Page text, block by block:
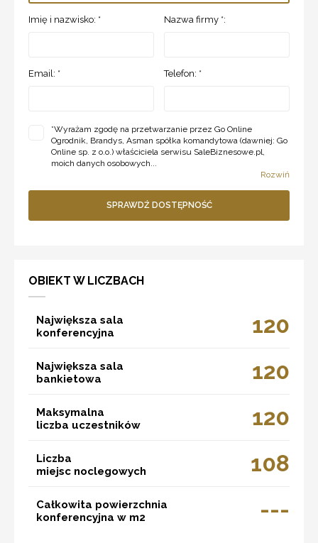
Imię i nazwisko: * Nazwa firmy *:
Email: * Telefon: *
*Wyrażam zgodę na przetwarzanie przez Go Online
Ogrodnik, Brandys, Asman spółka komandytowa (dawniej: Go
Online sp. z o.o.) właściciela serwisu SaleBiznesowe.pl,
moich danych osobowych...
Rozwiń
SPRAWDŹ DOSTĘPNOŚĆ
OBIEKT W LICZBACH
Największa sala
konferencyjna
120
Największa sala
bankietowa
120
Maksymalna
liczba uczestników
120
Liczba
miejsc noclegowych
108
Całkowita powierzchnia
konferencyjna w m2
---